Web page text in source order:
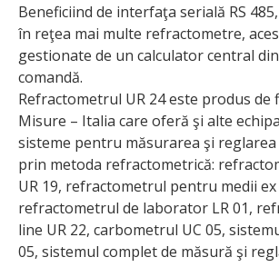
Beneficiind de interfaţa serială RS
în reţea mai multe refractometre,
gestionate de un calculator central
comandă.
Refractometrul UR 24 este produs de
Misure – Italia care oferă şi alte
sisteme pentru măsurarea şi
prin metoda refractometrică:
UR 19, refractometrul pentru medii ex
refractometrul de laborator LR 01,
line UR 22, carbometrul UC 05,
05, sistemul complet de măsură şi